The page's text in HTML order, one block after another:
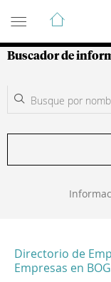
Guía de
Buscador de
Directorio de
Empresas en